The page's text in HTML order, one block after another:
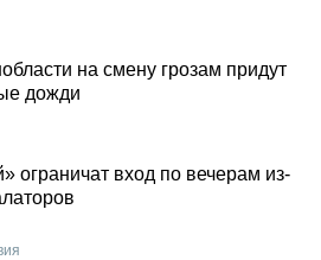
на смену грозам придут
дожди
ограничат вход по вечерам из-